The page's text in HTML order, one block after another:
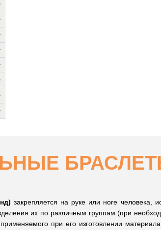
закрепляется на руке или ноге человека,
их по различным группам (при
применяемого при его изготовлении